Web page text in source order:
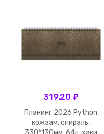
319.20 ₽
Планинг 2026 Python
кожзам, спираль,